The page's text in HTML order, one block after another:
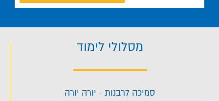
מסלולי לימוד
סמיכה לרבנות - יורה יורה